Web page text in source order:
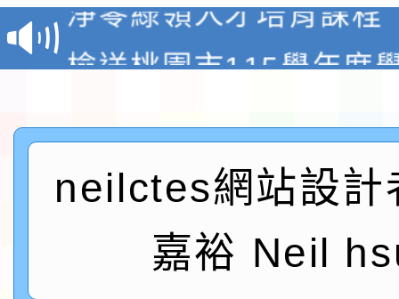
檢送桃園市115學年度
實施要點各1份
函轉國家通訊傳播委
鎮韌性（防空）演習－
速演練執行計畫」
「115年金融知識線上
本校115學年度第1學
neilctes網站設計
嘉裕 Neil